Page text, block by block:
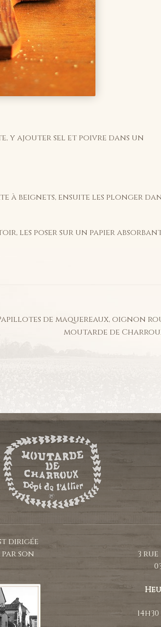
y ajouter sel et poivre dans un
à beignets, ensuite les plonger
les poser sur un papier
de maquereaux, oignon
moutarde de
dirigée
par son
3